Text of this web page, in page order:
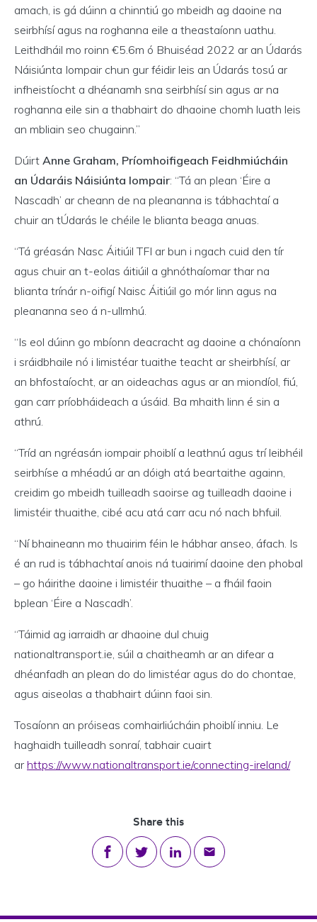
amach, is gá dúinn a chinntiú go mbeidh ag daoine na
seirbhísí agus na roghanna eile a theastaíonn uathu.
Leithdháil mo roinn €5.6m ó Bhuiséad 2022 ar an Údarás
Náisiúnta Iompair chun gur féidir leis an Údarás tosú ar
infheistíocht a dhéanamh sna seirbhísí sin agus ar na
roghanna eile sin a thabhairt do dhaoine chomh luath leis
an mbliain seo chugainn.”
Dúirt Anne Graham, Príomhoifigeach Feidhmiúcháin
an Údaráis Náisiúnta Iompair: “Tá an plean ‘Éire a
Nascadh’ ar cheann de na pleananna is tábhachtaí a
chuir an tÚdarás le chéile le blianta beaga anuas.
“Tá gréasán Nasc Áitiúil TFI ar bun i ngach cuid den tír
agus chuir an t-eolas áitiúil a ghnóthaíomar thar na
blianta trínár n-oifigí Naisc Áitiúil go mór linn agus na
pleananna seo á n-ullmhú.
“Is eol dúinn go mbíonn deacracht ag daoine a chónaíonn
i sráidbhaile nó i limistéar tuaithe teacht ar sheirbhísí, ar
an bhfostaíocht, ar an oideachas agus ar an miondíol, fiú,
gan carr príobháideach a úsáid. Ba mhaith linn é sin a
athrú.
“Tríd an ngréasán iompair phoiblí a leathnú agus trí leibhéil
seirbhíse a mhéadú ar an dóigh atá beartaithe againn,
creidim go mbeidh tuilleadh saoirse ag tuilleadh daoine i
limistéir thuaithe, cibé acu atá carr acu nó nach bhfuil.
“Ní bhaineann mo thuairim féin le hábhar anseo, áfach. Is
é an rud is tábhachtaí anois ná tuairimí daoine den phobal
– go háirithe daoine i limistéir thuaithe – a fháil faoin
bplean ‘Éire a Nascadh’.
“Táimid ag iarraidh ar dhaoine dul chuig
nationaltransport.ie, súil a chaitheamh ar an difear a
dhéanfadh an plean do do limistéar agus do do chontae,
agus aiseolas a thabhairt dúinn faoi sin.
Tosaíonn an próiseas comhairliúcháin phoiblí inniu. Le
haghaidh tuilleadh sonraí, tabhair cuairt
ar https://www.nationaltransport.ie/connecting-ireland/
Share this
Share on Facebook
Share on Twitter
Share on LinkedIn
Share via email